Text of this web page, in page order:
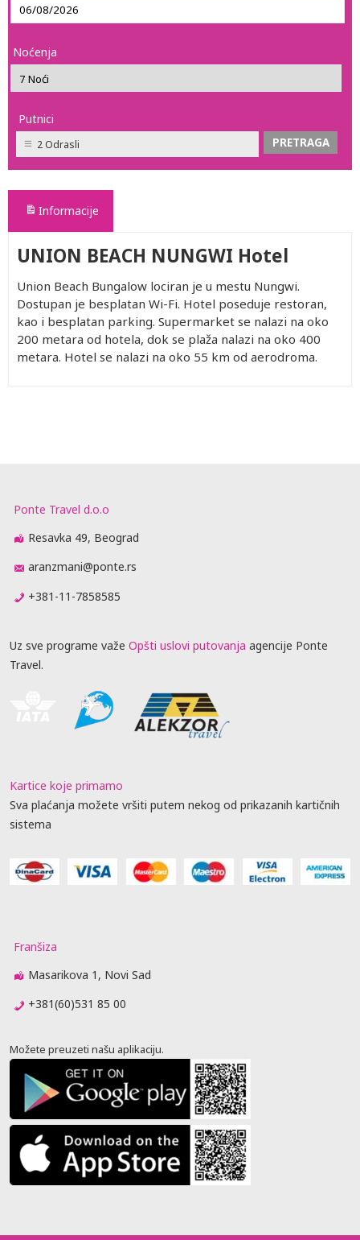
Noćenja
Putnici
2 Odrasli
Informacije
UNION BEACH NUNGWI Hotel
Union Beach Bungalow lociran je u mestu Nungwi.
Dostupan je besplatan Wi-Fi. Hotel poseduje restoran,
kao i besplatan parking. Supermarket se nalazi na oko
200 metara od hotela, dok se plaža nalazi na oko 400
metara. Hotel se nalazi na oko 55 km od aerodroma.
Ponte Travel d.o.o
Resavka 49, Beograd
aranzmani@ponte.rs
+381-11-7858585
Uz sve programe važe Opšti uslovi putovanja agencije Ponte
Travel.
Kartice koje primamo
Sva plaćanja možete vršiti putem nekog od prikazanih kartičnih
sistema
Franšiza
Masarikova 1, Novi Sad
+381(60)531 85 00
Možete preuzeti našu aplikaciju.